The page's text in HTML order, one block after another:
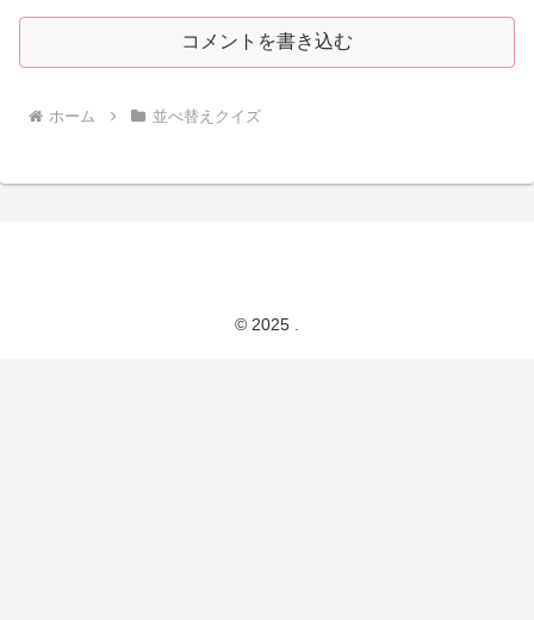
コメントを書き込む
ホーム 並べ替えクイズ
© 2025 .